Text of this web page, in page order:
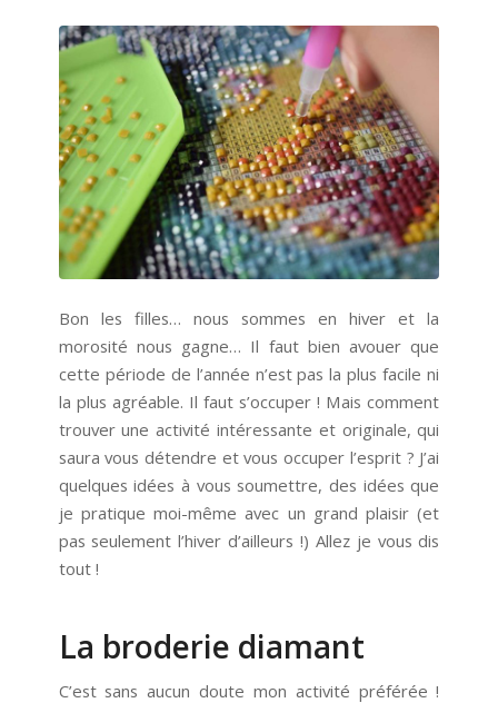
Bon les filles… nous sommes en hiver et la
morosité nous gagne… Il faut bien avouer que
cette période de l’année n’est pas la plus facile ni
la plus agréable. Il faut s’occuper ! Mais comment
trouver une activité intéressante et originale, qui
saura vous détendre et vous occuper l’esprit ? J’ai
quelques idées à vous soumettre, des idées que
je pratique moi-même avec un grand plaisir (et
pas seulement l’hiver d’ailleurs !) Allez je vous dis
tout !
La broderie diamant
C’est sans aucun doute mon activité préférée !